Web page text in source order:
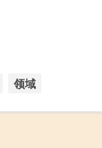
领域